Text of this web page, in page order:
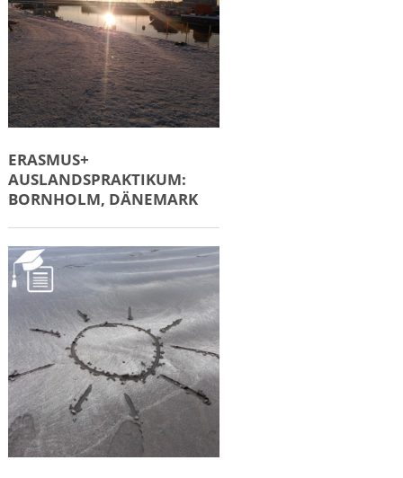
ERASMUS+
AUSLANDSPRAKTIKUM:
BORNHOLM, DÄNEMARK